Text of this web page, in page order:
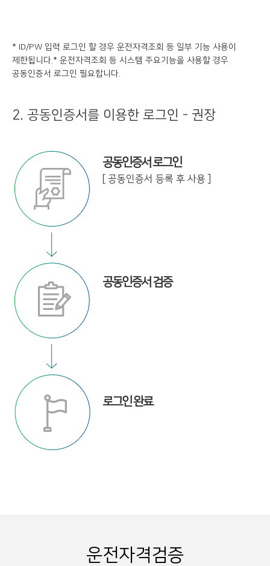
* ID/PW 입력 로그인 할 경우 운전자격조회 등 일부 기능 사용이
제한됩니다. * 운전자격조회 등 시스템 주요기능을 사용할 경우
공동인증서 로그인 필요합니다.
2. 공동인증서를 이용한 로그인 - 권장
공동인증서 로그인
[ 공동인증서 등록 후 사용 ]
공동인증서 검증
로그인 완료
운전자격검증